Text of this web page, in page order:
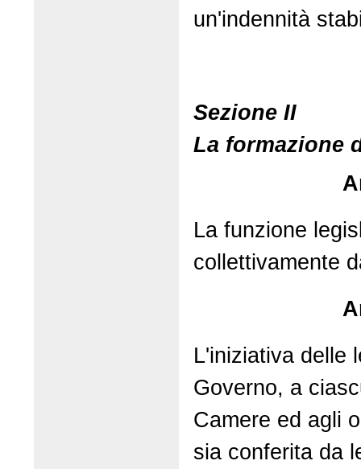
un'indennità
Sezione II
La formazione
La funzione
collettivamente
L'iniziativa delle
Governo, a
Camere ed agli
sia conferita da